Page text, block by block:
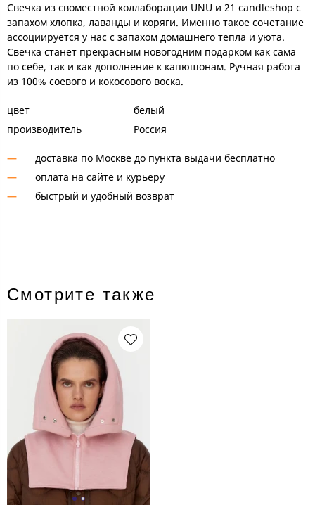
Свечка из своместной коллаборации UNU и 21 candleshop с
запахом хлопка, лаванды и коряги. Именно такое сочетание
ассоциируется у нас с запахом домашнего тепла и уюта.
Свечка станет прекрасным новогодним подарком как сама
по себе, так и как дополнение к капюшонам. Ручная работа
из 100% соевого и кокосового воска.
цвет
белый
производитель
Россия
доставка по Москве до пункта выдачи бесплатно
оплата на сайте и курьеру
быстрый и удобный возврат
Смотрите также